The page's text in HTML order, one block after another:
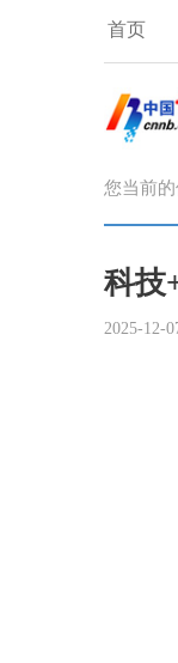
首页
您当前的
科技
2025-12-